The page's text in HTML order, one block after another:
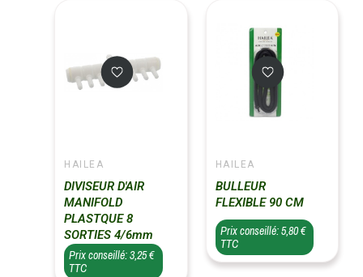
HAILEA
DIVISEUR D'AIR
MANIFOLD
PLASTQUE 8
SORTIES 4/6mm
Prix conseillé: 3,25 €
TTC
HAILEA
BULLEUR
FLEXIBLE 90 CM
Prix conseillé: 5,80 €
TTC